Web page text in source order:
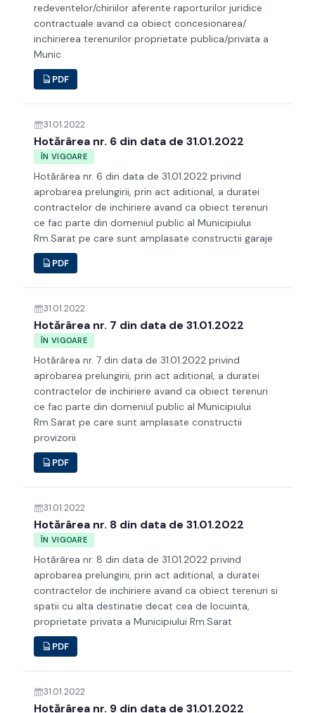
redeventelor/chiriilor aferente raporturilor juridice
contractuale avand ca obiect concesionarea/
inchirierea terenurilor proprietate publica/privata a
Munic
PDF
31.01.2022
Hotărârea nr. 6 din data de 31.01.2022
ÎN VIGOARE
Hotărârea nr. 6 din data de 31.01.2022 privind
aprobarea prelungirii, prin act aditional, a duratei
contractelor de inchiriere avand ca obiect terenuri
ce fac parte din domeniul public al Municipiului
Rm.Sarat pe care sunt amplasate constructii garaje
PDF
31.01.2022
Hotărârea nr. 7 din data de 31.01.2022
ÎN VIGOARE
Hotărârea nr. 7 din data de 31.01.2022 privind
aprobarea prelungirii, prin act aditional, a duratei
contractelor de inchiriere avand ca obiect terenuri
ce fac parte din domeniul public al Municipiului
Rm.Sarat pe care sunt amplasate constructii
provizorii
PDF
31.01.2022
Hotărârea nr. 8 din data de 31.01.2022
ÎN VIGOARE
Hotărârea nr. 8 din data de 31.01.2022 privind
aprobarea prelungirii, prin act aditional, a duratei
contractelor de inchiriere avand ca obiect terenuri si
spatii cu alta destinatie decat cea de locuinta,
proprietate privata a Municipiului Rm.Sarat
PDF
31.01.2022
Hotărârea nr. 9 din data de 31.01.2022